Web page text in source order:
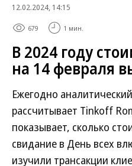
12.02.2024, 14:15
679 1 мин.
В 2024 году
на 14 февраля
Ежегодно
рассчитывает Tinkoff
показывает, сколько
свидание в День всех
изучили трансакции